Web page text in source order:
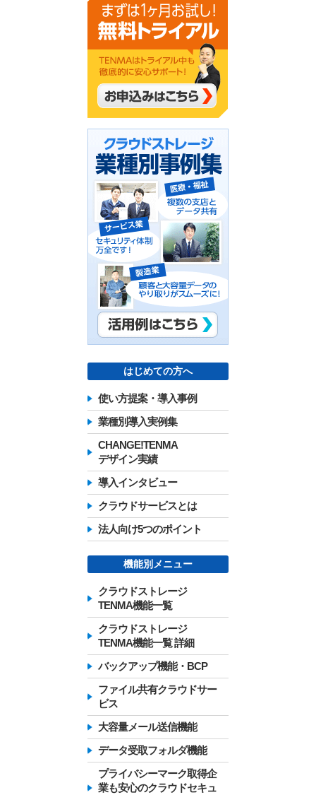
はじめての方へ
使い方提案・導入事例
業種別導入実例集
CHANGE!TENMA
デザイン実績
導入インタビュー
クラウドサービスとは
法人向け5つのポイント
機能別メニュー
クラウドストレージ
TENMA機能一覧
クラウドストレージ
TENMA機能一覧 詳細
バックアップ機能・BCP
ファイル共有クラウドサー
ビス
大容量メール送信機能
データ受取フォルダ機能
プライバシーマーク取得企
業も安心のクラウドセキュ